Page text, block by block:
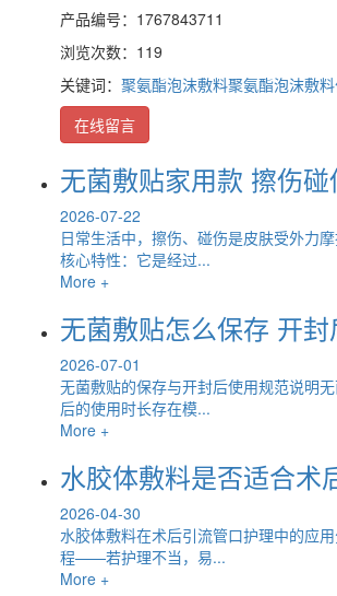
产品编号：1767843711
浏览次数：119
关键词： 聚氨酯泡沫敷料聚氨酯泡沫敷
在线留言
无菌敷贴家用款 擦伤碰
2026-07-22
日常生活中，擦伤、碰伤是皮肤受外力
核心特性：它是经过...
More +
无菌敷贴怎么保存 开封
2026-07-01
无菌敷贴的保存与开封后使用规范说明
后的使用时长存在模...
More +
水胶体敷料是否适合术
2026-04-30
水胶体敷料在术后引流管口护理中的应
程——若护理不当，易...
More +